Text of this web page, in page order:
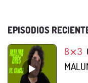
EPISODIOS
8⨯3